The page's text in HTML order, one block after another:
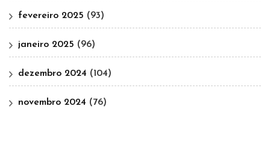
fevereiro 2025 (93)
janeiro 2025 (96)
dezembro 2024 (104)
novembro 2024 (76)